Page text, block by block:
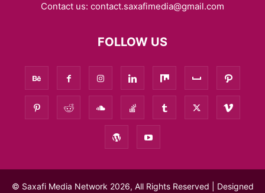
Contact us: contact.saxafimedia@gmail.com
FOLLOW US
© Saxafi Media Network 2026, All Rights Reserved | Designed